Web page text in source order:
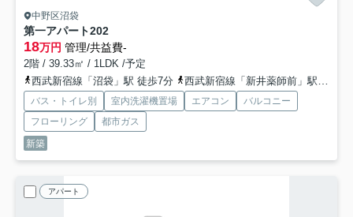
中野区沼袋
第一アパート202
18万円 管理/共益費-
2階 / 39.33㎡ / 1LDK /予定
西武新宿線「沼袋」駅 徒歩7分
西武新宿線「新井薬師前」駅 徒歩7分
バス・トイレ別 室内洗濯機置場 エアコン
バルコニー
フローリング
都市ガス
新築
アパート